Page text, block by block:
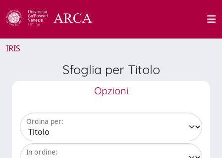
IRIS
Sfoglia per Titolo
Opzioni
Ordina per:
In ordine: